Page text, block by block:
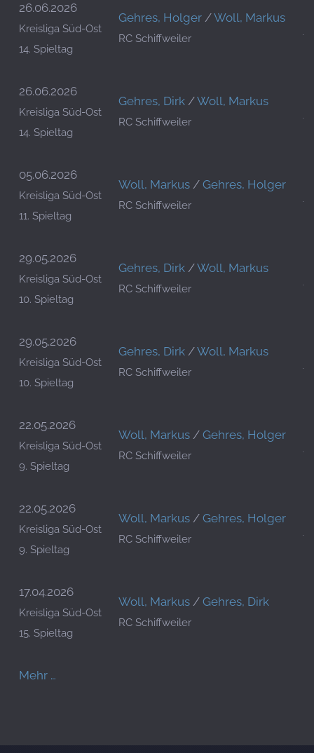
26.06.2026
Kreisliga Süd-Ost
14. Spieltag
Gehres, Holger /Woll, Markus
RC Schiffweiler
26.06.2026
Kreisliga Süd-Ost
14. Spieltag
Gehres, Dirk /Woll, Markus
RC Schiffweiler
05.06.2026
Kreisliga Süd-Ost
11. Spieltag
Woll, Markus / Gehres, Holger
RC Schiffweiler
29.05.2026
Kreisliga Süd-Ost
10. Spieltag
Gehres, Dirk /Woll, Markus
RC Schiffweiler
29.05.2026
Kreisliga Süd-Ost
10. Spieltag
Gehres, Dirk /Woll, Markus
RC Schiffweiler
22.05.2026
Kreisliga Süd-Ost
9. Spieltag
Woll, Markus / Gehres, Holger
RC Schiffweiler
22.05.2026
Kreisliga Süd-Ost
9. Spieltag
Woll, Markus / Gehres, Holger
RC Schiffweiler
17.04.2026
Kreisliga Süd-Ost
15. Spieltag
Woll, Markus / Gehres, Dirk
RC Schiffweiler
Mehr …